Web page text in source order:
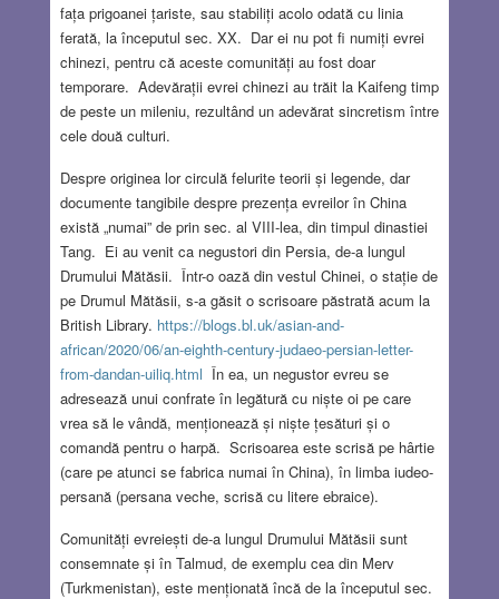
fața prigoanei țariste, sau stabiliți acolo odată cu linia
ferată, la începutul sec. XX. Dar ei nu pot fi numiți evrei
chinezi, pentru că aceste comunități au fost doar
temporare. Adevărații evrei chinezi au trăit la Kaifeng timp
de peste un mileniu, rezultând un adevărat sincretism între
cele două culturi.
Despre originea lor circulă felurite teorii și legende, dar
documente tangibile despre prezența evreilor în China
există „numai” de prin sec. al VIII-lea, din timpul dinastiei
Tang. Ei au venit ca negustori din Persia, de-a lungul
Drumului Mătăsii. Într-o oază din vestul Chinei, o stație de
pe Drumul Mătăsii, s-a găsit o scrisoare păstrată acum la
British Library. https://blogs.bl.uk/asian-and-
african/2020/06/an-eighth-century-judaeo-persian-letter-
from-dandan-uiliq.html În ea, un negustor evreu se
adresează unui confrate în legătură cu niște oi pe care
vrea să le vândă, menționează și niște țesături și o
comandă pentru o harpă. Scrisoarea este scrisă pe hârtie
(care pe atunci se fabrica numai în China), în limba iudeo-
persană (persana veche, scrisă cu litere ebraice).
Comunități evreiești de-a lungul Drumului Mătăsii sunt
consemnate și în Talmud, de exemplu cea din Merv
(Turkmenistan), este menționată încă de la începutul sec.